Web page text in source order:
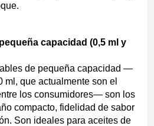
capacidad (0,5 ml y
de pequeña capacidad —
ml, que actualmente son el
los consumidores— son los
compacto, fidelidad de sabor
Son ideales para aceites de